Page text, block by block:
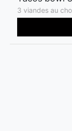
3 viandes au